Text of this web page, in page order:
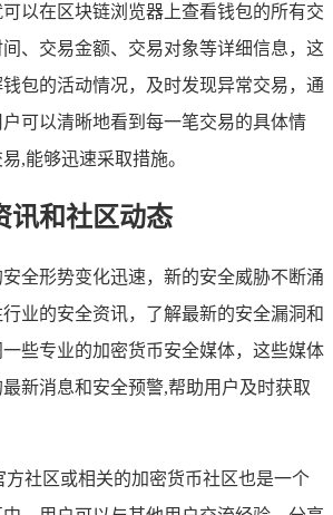
以在区块链浏览器上查看钱包的所有交
、交易金额、交易对象等详细信息，这
包的活动情况，及时发现异常交易，通
可以清晰地看到每一笔交易的具体情
,能够迅速采取措施。
讯和社区动态
全形势变化迅速，新的安全威胁不断涌
业的安全资讯，了解最新的安全漏洞和
些专业的加密货币安全媒体，这些媒体
新消息和安全预警,帮助用户及时获取
方社区或相关的加密货币社区也是一个